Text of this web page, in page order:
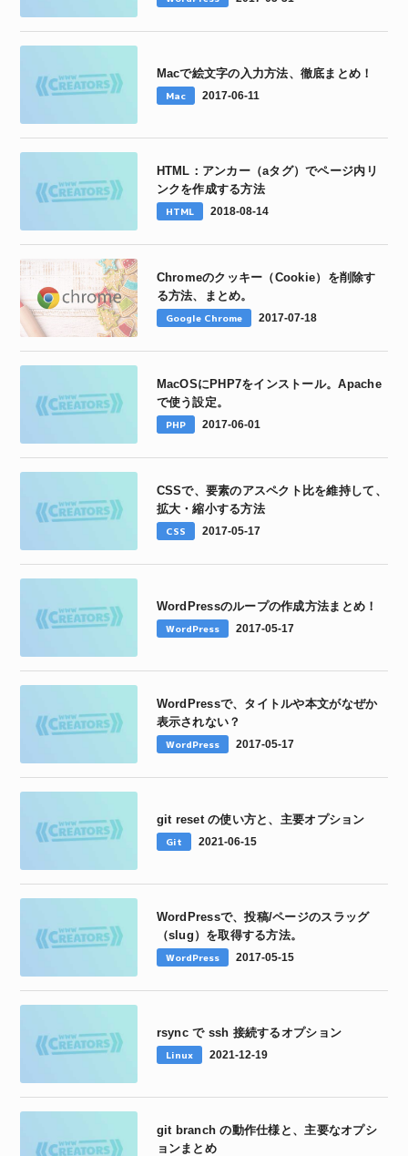
Macで絵文字の入力方法、徹底まとめ！
Mac 2017-06-11
HTML：アンカー（aタグ）でページ内リ
ンクを作成する方法
HTML 2018-08-14
Chromeのクッキー（Cookie）を削除す
る方法、まとめ。
Google Chrome 2017-07-18
MacOSにPHP7をインストール。Apache
で使う設定。
PHP 2017-06-01
CSSで、要素のアスペクト比を維持して、
拡大・縮小する方法
CSS 2017-05-17
WordPressのループの作成方法まとめ！
WordPress 2017-05-17
WordPressで、タイトルや本文がなぜか
表示されない？
WordPress 2017-05-17
git reset の使い方と、主要オプション
Git 2021-06-15
WordPressで、投稿/ページのスラッグ
（slug）を取得する方法。
WordPress 2017-05-15
rsync で ssh 接続するオプション
Linux 2021-12-19
git branch の動作仕様と、主要なオプシ
ョンまとめ